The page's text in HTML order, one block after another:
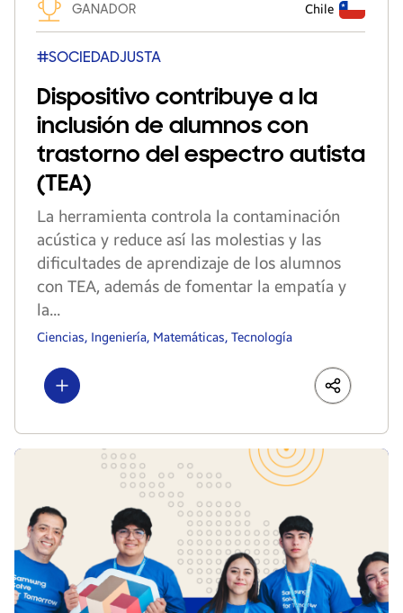
GANADOR Chile
#SOCIEDADJUSTA
Dispositivo contribuye a la
inclusión de alumnos con
trastorno del espectro autista
(TEA)
La herramienta controla la contaminación
acústica y reduce así las molestias y las
dificultades de aprendizaje de los alumnos
con TEA, además de fomentar la empatía y
la...
Ciencias, Ingeniería, Matemáticas, Tecnología
Show more LinkedIn
Share